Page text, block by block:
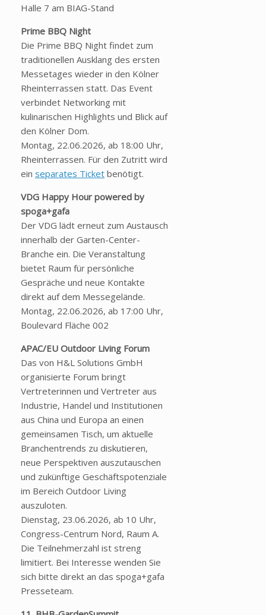
Halle 7 am BIAG-Stand
Prime BBQ Night
Die Prime BBQ Night findet zum
traditionellen Ausklang des ersten
Messetages wieder in den Kölner
Rheinterrassen statt. Das Event
verbindet Networking mit
kulinarischen Highlights und Blick auf
den Kölner Dom.
Montag, 22.06.2026, ab 18:00 Uhr,
Rheinterrassen. Für den Zutritt wird
ein separates Ticket benötigt.
VDG Happy Hour powered by
spoga+gafa
Der VDG lädt erneut zum Austausch
innerhalb der Garten-Center-
Branche ein. Die Veranstaltung
bietet Raum für persönliche
Gespräche und neue Kontakte
direkt auf dem Messegelände.
Montag, 22.06.2026, ab 17:00 Uhr,
Boulevard Fläche 002
APAC/EU Outdoor Living Forum
Das von H&L Solutions GmbH
organisierte Forum bringt
Vertreterinnen und Vertreter aus
Industrie, Handel und Institutionen
aus China und Europa an einen
gemeinsamen Tisch, um aktuelle
Branchentrends zu diskutieren,
neue Perspektiven auszutauschen
und zukünftige Geschäftspotenziale
im Bereich Outdoor Living
auszuloten.
Dienstag, 23.06.2026, ab 10 Uhr,
Congress-Centrum Nord, Raum A.
Die Teilnehmerzahl ist streng
limitiert. Bei Interesse wenden Sie
sich bitte direkt an das spoga+gafa
Presseteam.